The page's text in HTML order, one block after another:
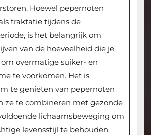
Hoewel pepernoten
traktatie tijdens de
is het belangrijk om
van de hoeveelheid die je
overmatige suiker- en
te voorkomen. Het is
te genieten van pepernoten
ze te combineren met gezonde
lichaamsbeweging om
levensstijl te behouden.